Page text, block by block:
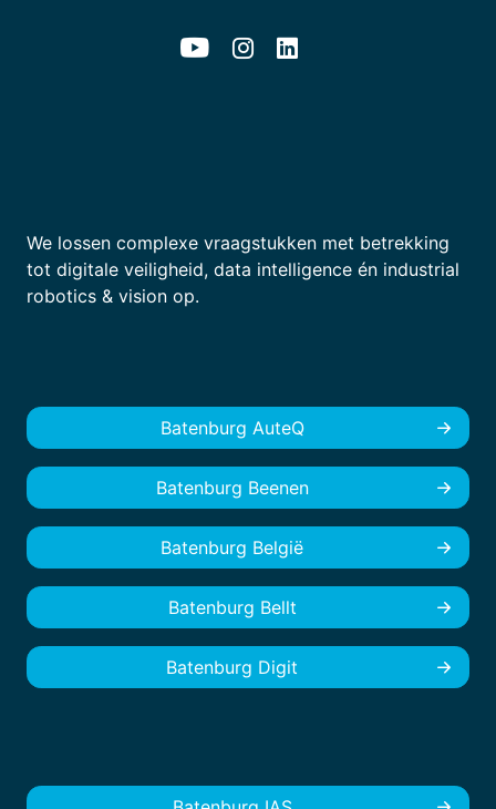
We lossen complexe vraagstukken met betrekking
tot digitale veiligheid, data intelligence én industrial
robotics & vision op.
Batenburg AuteQ
Batenburg Beenen
Batenburg België
Batenburg Bellt
Batenburg Digit